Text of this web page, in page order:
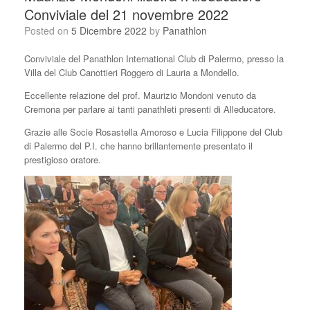
Conviviale del 21 novembre 2022
Posted on 5 Dicembre 2022 by Panathlon
Conviviale del Panathlon International Club di Palermo, presso la
Villa del Club Canottieri Roggero di Lauria a Mondello.
Eccellente relazione del prof. Maurizio Mondoni venuto da
Cremona per parlare ai tanti panathleti presenti di Alleducatore.
Grazie alle Socie Rosastella Amoroso e Lucia Filippone del Club
di Palermo del P.I. che hanno brillantemente presentato il
prestigioso oratore.